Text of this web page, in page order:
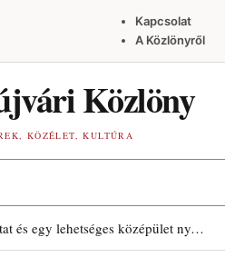
Kapcsolat
A Közlönyről
Közlöny
KÖZÉLET, KULTÚRA
Római kori kutat és egy lehetséges középület nyomait találták Szamosújváron